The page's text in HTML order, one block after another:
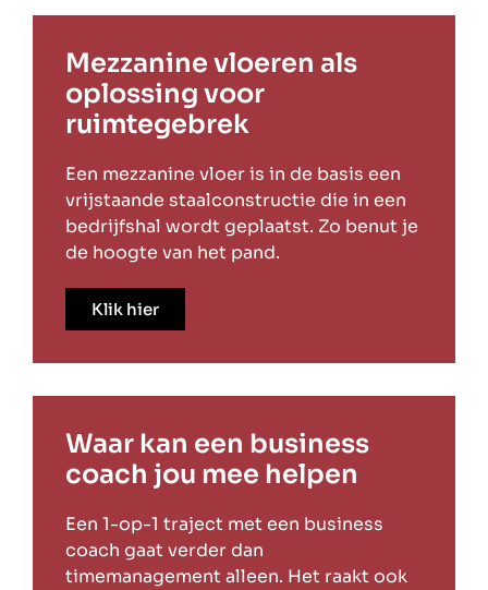
Mezzanine vloeren als
oplossing voor
ruimtegebrek
Een mezzanine vloer is in de basis een
vrijstaande staalconstructie die in een
bedrijfshal wordt geplaatst. Zo benut je
de hoogte van het pand.
Klik hier
Waar kan een business
coach jou mee helpen
Een 1-op-1 traject met een business
coach gaat verder dan
timemanagement alleen. Het raakt ook